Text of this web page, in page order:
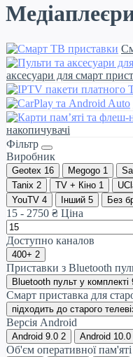
аксесуари для смарт
накопичувачі
Фільтр
Виробник
Geotex 16 Megogo 1
Tanix 2 TV + Кіно 1
YouTV 4 Інший 5 Без
15 - 2750 ₴ Ціна
Доступно каналов
400+ 2
Приставки з Bluetooth
Bluetooth пульт у комплекті
Смарт приставка для
підходить до старого
Версія Android
Android 9.0 2 Android 10.0
Об'єм оперативної пам'яті